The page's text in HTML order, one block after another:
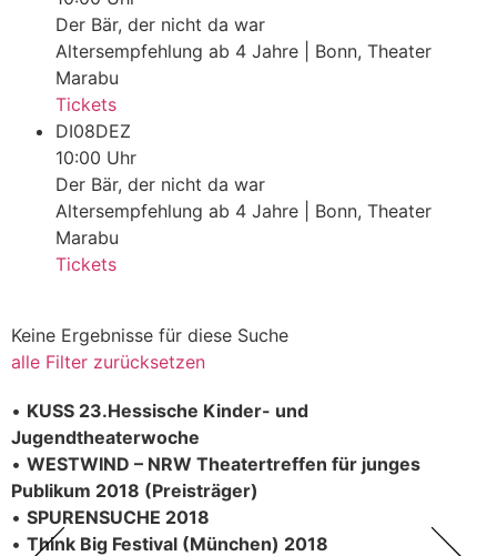
Der Bär, der nicht da war
Altersempfehlung ab 4 Jahre | Bonn, Theater
Marabu
Tickets
DI08DEZ
10:00 Uhr
Der Bär, der nicht da war
Altersempfehlung ab 4 Jahre | Bonn, Theater
Marabu
Tickets
Keine Ergebnisse für diese Suche
alle Filter zurücksetzen
• KUSS 23.Hessische Kinder- und
Jugendtheaterwoche
• WESTWIND – NRW Theatertreffen für junges
Publikum 2018 (Preisträger)
• SPURENSUCHE 2018
• Think Big Festival (München) 2018